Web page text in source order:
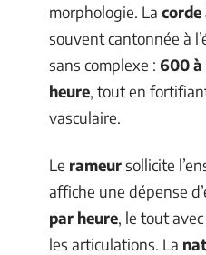
morphologie. La corde
souvent cantonnée à
sans complexe : 600
heure, tout en
vasculaire.
Le rameursollicite
affiche une dépense
par heure, le tout
les articulations. La